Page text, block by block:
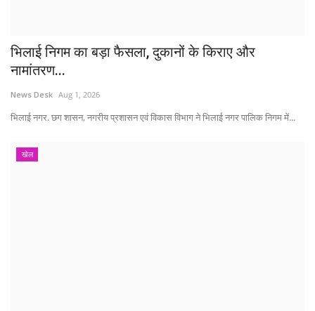
भिलाई निगम का बड़ा फैसला, दुकानों के किराए और
नामांतरण...
News Desk Aug 1, 2026
भिलाई नगर. छग शासन, नगरीय प्रशासन एवं विकास विभाग ने भिलाई नगर पालिक निगम में...
खेल